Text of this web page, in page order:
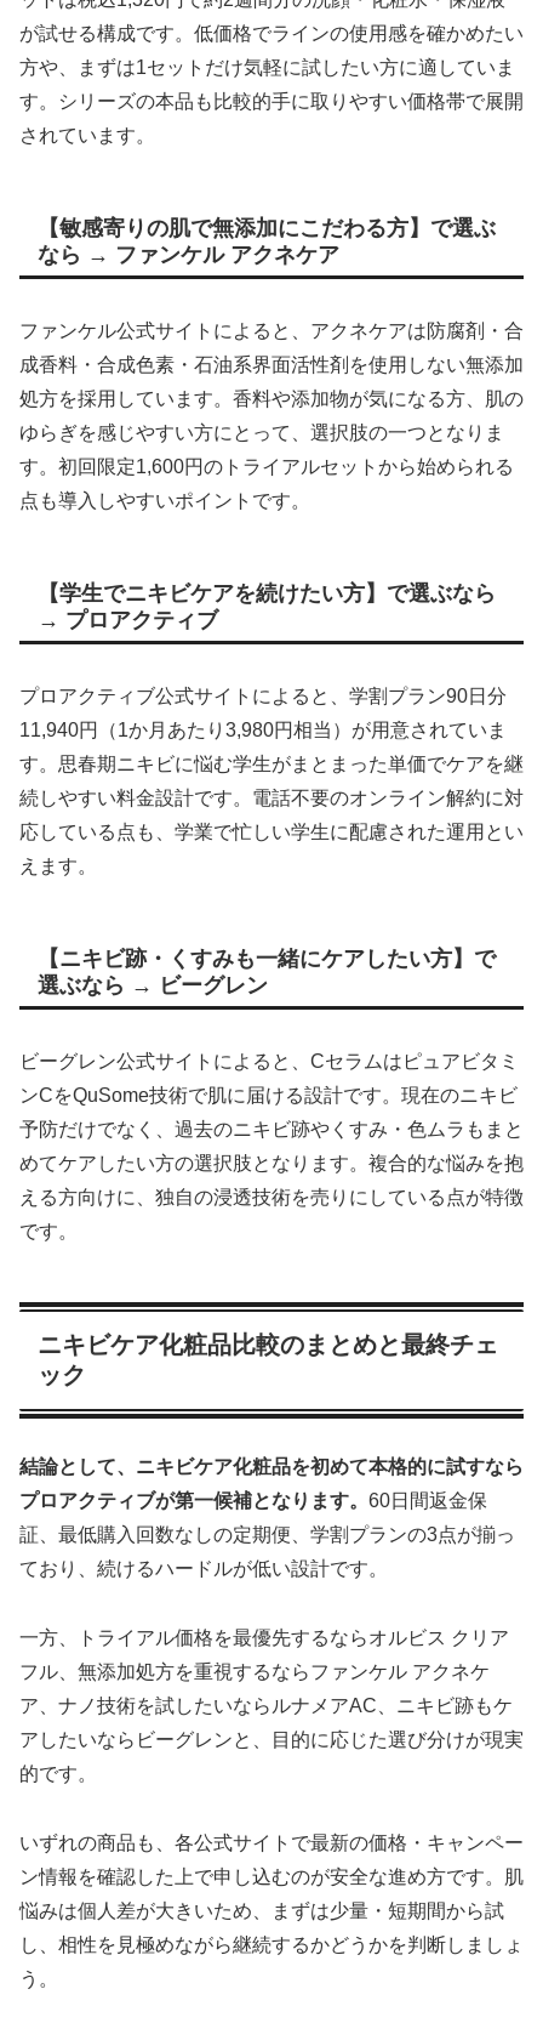
が試せる構成です。低価格でラインの使用感を確かめたい
方や、まずは1セットだけ気軽に試したい方に適していま
す。シリーズの本品も比較的手に取りやすい価格帯で展開
されています。
【敏感寄りの肌で無添加にこだわる方】で選ぶ
なら → ファンケル アクネケア
ファンケル公式サイトによると、アクネケアは防腐剤・合
成香料・合成色素・石油系界面活性剤を使用しない無添加
処方を採用しています。香料や添加物が気になる方、肌の
ゆらぎを感じやすい方にとって、選択肢の一つとなりま
す。初回限定1,600円のトライアルセットから始められる
点も導入しやすいポイントです。
【学生でニキビケアを続けたい方】で選ぶなら
→ プロアクティブ
プロアクティブ公式サイトによると、学割プラン90日分
11,940円（1か月あたり3,980円相当）が用意されていま
す。思春期ニキビに悩む学生がまとまった単価でケアを継
続しやすい料金設計です。電話不要のオンライン解約に対
応している点も、学業で忙しい学生に配慮された運用とい
えます。
【ニキビ跡・くすみも一緒にケアしたい方】で
選ぶなら → ビーグレン
ビーグレン公式サイトによると、Cセラムはピュアビタミ
ンCをQuSome技術で肌に届ける設計です。現在のニキビ
予防だけでなく、過去のニキビ跡やくすみ・色ムラもまと
めてケアしたい方の選択肢となります。複合的な悩みを抱
える方向けに、独自の浸透技術を売りにしている点が特徴
です。
ニキビケア化粧品比較のまとめと最終チェ
ック
結論として、ニキビケア化粧品を初めて本格的に試すなら
プロアクティブが第一候補となります。 60日間返金保
証、最低購入回数なしの定期便、学割プランの3点が揃っ
ており、続けるハードルが低い設計です。
一方、トライアル価格を最優先するならオルビス クリア
フル、無添加処方を重視するならファンケル アクネケ
ア、ナノ技術を試したいならルナメアAC、ニキビ跡もケ
アしたいならビーグレンと、目的に応じた選び分けが現実
的です。
いずれの商品も、各公式サイトで最新の価格・キャンペー
ン情報を確認した上で申し込むのが安全な進め方です。肌
悩みは個人差が大きいため、まずは少量・短期間から試
し、相性を見極めながら継続するかどうかを判断しましょ
う。